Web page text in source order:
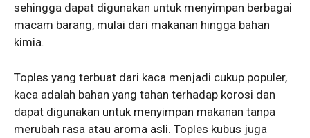
sehingga dapat digunakan untuk menyimpan berbagai
macam barang, mulai dari makanan hingga bahan
kimia.
Toples yang terbuat dari kaca menjadi cukup populer,
kaca adalah bahan yang tahan terhadap korosi dan
dapat digunakan untuk menyimpan makanan tanpa
merubah rasa atau aroma asli. Toples kubus juga